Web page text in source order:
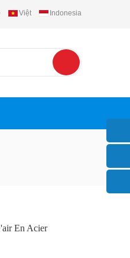
Việt Indonesia
En Acier